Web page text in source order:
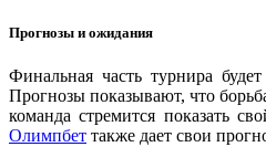
Прогнозы и ожидания
Финальная часть турнира
Прогнозы показывают, что
команда стремится показать
Олимпбет также дает свои